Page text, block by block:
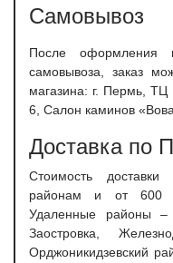
Самовывоз
После оформления
самовывоза, заказ
магазина: г. Пермь, ТЦ
6, Салон каминов
Доставка по
Стоимость
районам и от 600
Удаленные районы –
Заостровка,
Орджоникидзевский